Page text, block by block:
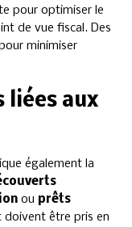
pour optimiser le
de vue fiscal. Des
minimiser
liées aux
également la
ou prêts
être pris en